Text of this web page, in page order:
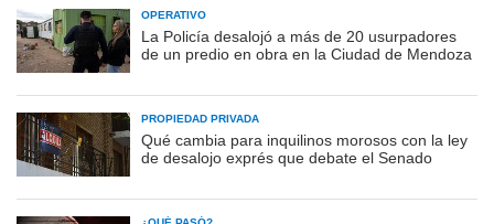
OPERATIVO
La Policía desalojó a más de 20 usurpadores
de un predio en obra en la Ciudad de Mendoza
PROPIEDAD PRIVADA
Qué cambia para inquilinos morosos con la ley
de desalojo exprés que debate el Senado